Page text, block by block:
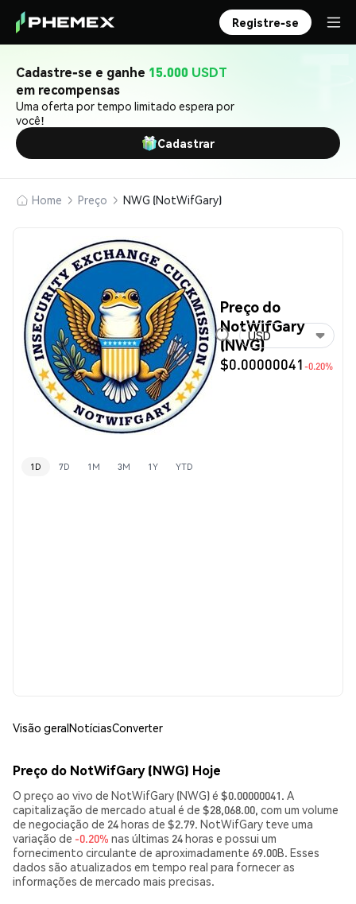
Registre-se
Cadastre-se e ganhe 15.000 USDT
em recompensas
Uma oferta por tempo limitado espera por
você!
Cadastrar
Home Preço NWG (NotWifGary)
Preço do
NotWifGary
(NWG)
$0.00000041 -0.20%
USD
1D 7D 1M 3M 1Y YTD
Visão geralNotíciasConverter
Preço do NotWifGary (NWG) Hoje
O preço ao vivo de NotWifGary (NWG) é $0.00000041. A
capitalização de mercado atual é de $28,068.00, com um volume
de negociação de 24 horas de $2.79. NotWifGary teve uma
variação de -0.20% nas últimas 24 horas e possui um
fornecimento circulante de aproximadamente 69.00B. Esses
dados são atualizados em tempo real para fornecer as
informações de mercado mais precisas.